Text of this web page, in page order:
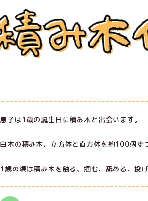
息子は1歳の誕生日に積み木と出会います。
白木の積み木、立方体と直方体を約100個ず
1歳の頃は積み木を触る、掴む、舐める、投